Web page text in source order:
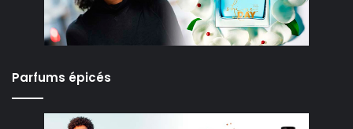
Parfums épicés